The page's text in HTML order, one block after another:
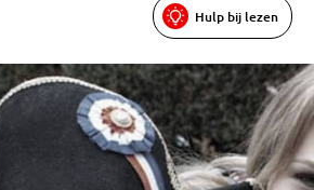
Hulp bij lezen